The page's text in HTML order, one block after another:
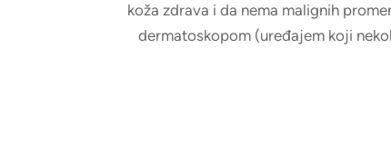
koža zdrava i da nema malignih
dermatoskopom (uređajem koji